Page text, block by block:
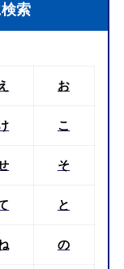
索
お
こ
そ
と
の